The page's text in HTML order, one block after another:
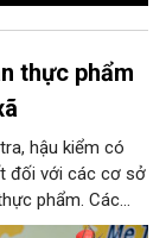
thực phẩm
hậu kiểm có
đối với các cơ sở
phẩm. Các
thu, bánh mứt